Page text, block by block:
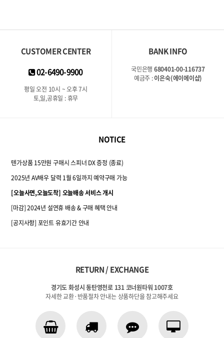
CUSTOMER CENTER
02-6490-9900
평일 오전 10시 ~ 오후 7시
토,일,공휴일 : 휴무
BANK INFO
국민은행 680401-00-116737
예금주 :이은숙(에이에이샵)
NOTICE
텐가상품 15만원 구매시 스피너 DX 증정 (종료)
2025년 AV배우 달력 1월 6일까지 예약구매 가능
[오늘사면,오늘도착] 오늘배송 서비스 개시
[마감] 2024년 설연휴 배송 & 구매 혜택 안내
[공지사항] 포인트 유효기간 안내
RETURN / EXCHANGE
경기도 화성시 동탄영천로 131 코너원타워 1007호
자세한 교환·반품절차 안내는 상품하단을 참고해주세요